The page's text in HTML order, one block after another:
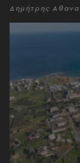
Δημήτρης